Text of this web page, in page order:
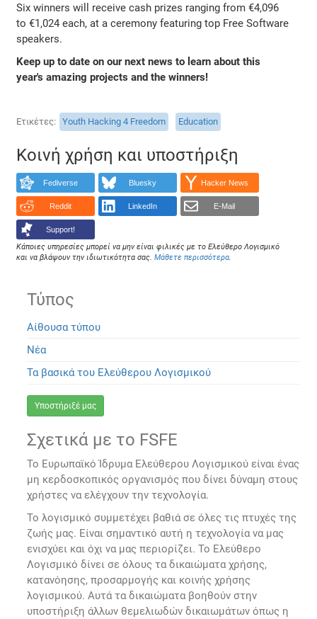
Six winners will receive cash prizes ranging from €4,096
to €1,024 each, at a ceremony featuring top Free Software
speakers.
Keep up to date on our next news to learn about this
year's amazing projects and the winners!
Ετικέτες Youth Hacking 4 Freedom Education
Κοινή χρήση και υποστήριξη
Fediverse Bluesky Hacker News
Reddit LinkedIn E-Mail
Support!
Κάποιες υπηρεσίες μπορεί να μην είναι φιλικές με το Ελεύθερο Λογισμικό
και να βλάψουν την ιδιωτικότητα σας.Μάθετε περισσότερα.
Τύπος
Αίθουσα τύπου
Νέα
Τα βασικά του Ελεύθερου Λογισμικού
Υποστήριξέ μας
Σχετικά με το FSFE
Το Ευρωπαϊκό Ίδρυμα Ελεύθερου Λογισμικού είναι ένας
μη κερδοσκοπικός οργανισμός που δίνει δύναμη στους
χρήστες να ελέγχουν την τεχνολογία.
Το λογισμικό συμμετέχει βαθιά σε όλες τις πτυχές της
ζωής μας. Είναι σημαντικό αυτή η τεχνολογία να μας
ενισχύει και όχι να μας περιορίζει. Το Ελεύθερο
Λογισμικό δίνει σε όλους τα δικαιώματα χρήσης,
κατανόησης, προσαρμογής και κοινής χρήσης
λογισμικού. Αυτά τα δικαιώματα βοηθούν στην
υποστήριξη άλλων θεμελιωδών δικαιωμάτων όπως η